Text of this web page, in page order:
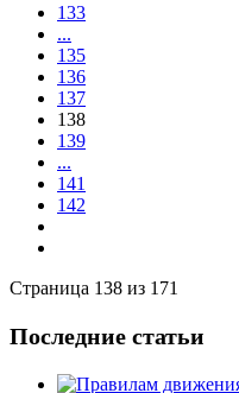
133
...
135
136
137
138
139
...
141
142
Страница 138 из 171
Последние статьи